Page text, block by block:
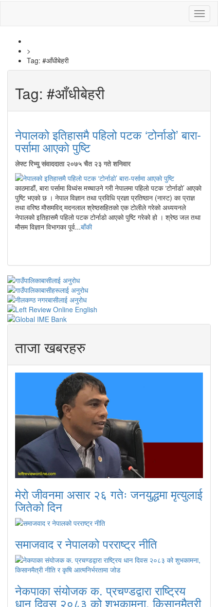
>
Tag: #आँधीबेहरी
Tag: #आँधीबेहरी
नेपालको इतिहासमै पहिलो पटक ‘टोर्नाडो’ बारा-
पर्सामा आएकाे पुष्टि
लेफ्ट रिभ्यु संवाददाता २०७५ चैत २३ गते शनिवार
काठमाडाैं, बारा पर्सामा विध्वंस मच्चाउने गरी नेपालमा पहिलाे पटक ‘टोर्नाडो’ आएकाे
पुष्टि भएकाे छ । नेपाल विज्ञान तथा प्रविधि प्रज्ञा प्रतिष्ठान (नास्ट) का प्राज्ञ
तथा वरिष्ठ मौसमविद् मदनलाल श्रेष्ठसहितको एक टोलीले गरेको अध्ययनले
नेपालको इतिहासमै पहिलो पटक टोर्नाडो आएको पुष्टि गरेको हो । श्रेष्ठ जल तथा
मौसम विज्ञान विभागका पूर्व...बाँकी
ताजा खबरहरु
मेरो जीवनमा असार २६ गतेः जनयुद्धमा मृत्युलाई
जितेको दिन
समाजवाद र नेपालको परराष्ट्र नीति
नेकपाका संयोजक क. प्रचण्डद्वारा राष्ट्रिय
धान दिवस २०८३ को शुभकामना, किसानमैत्री